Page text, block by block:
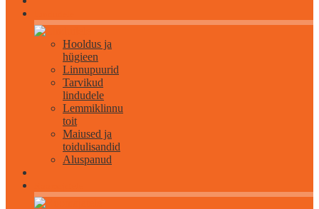
Hooldus ja
hügieen
Linnupuurid
Tarvikud
lindudele
Lemmiklinnu
toit
Maiused ja
toidulisandid
Aluspanud